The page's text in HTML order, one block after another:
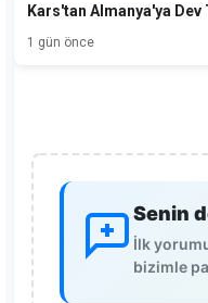
Kars'tan Almanya'ya
1 gün önce
Senin
İlk
bizimle